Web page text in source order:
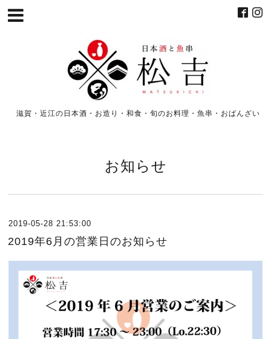
滋賀・近江の日本酒・お造り・和食・旬のお料理・魚串・おばんざい
お知らせ
2019-05-28 21:53:00
2019年6月の営業日のお知らせ